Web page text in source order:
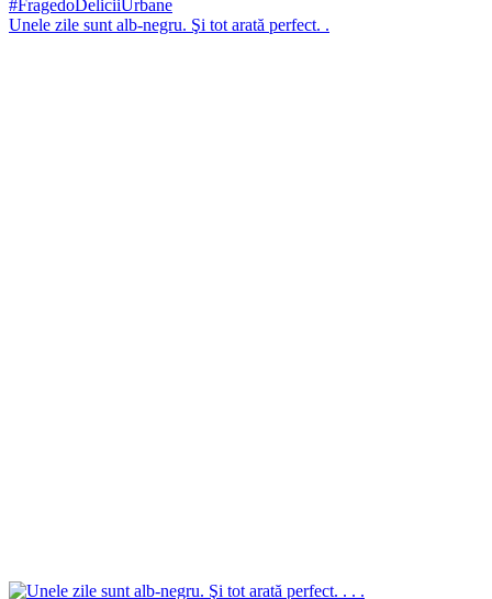
Unele zile sunt alb-negru. Şi tot arată perfect. .